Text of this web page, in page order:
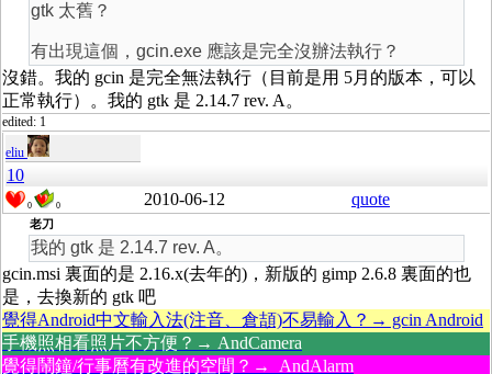
gtk 太舊？
有出現這個，gcin.exe 應該是完全沒辦法執行？
沒錯。我的 gcin 是完全無法執行（目前是用 5月的版本，可以
正常執行）。我的 gtk 是 2.14.7 rev. A。
edited: 1
eliu
10
0 0 2010-06-12 quote
老刀
我的 gtk 是 2.14.7 rev. A。
gcin.msi 裏面的是 2.16.x(去年的)，新版的 gimp 2.6.8 裏面的也
是，去換新的 gtk 吧
覺得Android中文輸入法(注音、倉頡)不易輸入？→ gcin Android
手機照相看照片不方便？→ AndCamera
覺得鬧鐘/行事曆有改進的空間？→ AndAlarm